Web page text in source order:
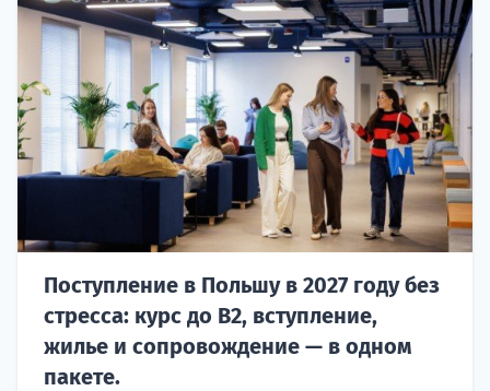
Поступление в Польшу в 2027 году без
стресса: курс до B2, вступление,
жилье и сопровождение — в одном
пакете.